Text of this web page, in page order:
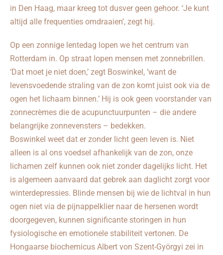
in Den Haag, maar kreeg tot dusver geen gehoor. ‘Je kunt
altijd alle frequenties omdraaien’, zegt hij.
Op een zonnige lentedag lopen we het centrum van
Rotterdam in. Op straat lopen mensen met zonnebrillen.
‘Dat moet je niet doen,’ zegt Boswinkel, ‘want de
levensvoedende straling van de zon komt juist ook via de
ogen het lichaam binnen.’ Hij is ook geen voorstander van
zonnecrèmes die de acupunctuurpunten – die andere
belangrijke zonnevensters – bedekken.
Boswinkel weet dat er zonder licht geen leven is. Niet
alleen is al ons voedsel afhankelijk van de zon, onze
lichamen zelf kunnen ook niet zonder dagelijks licht. Het
is algemeen aanvaard dat gebrek aan daglicht zorgt voor
winterdepressies. Blinde mensen bij wie de lichtval in hun
ogen niet via de pijnappelklier naar de hersenen wordt
doorgegeven, kunnen significante storingen in hun
fysiologische en emotionele stabiliteit vertonen. De
Hongaarse biochemicus Albert von Szent-Györgyi zei in